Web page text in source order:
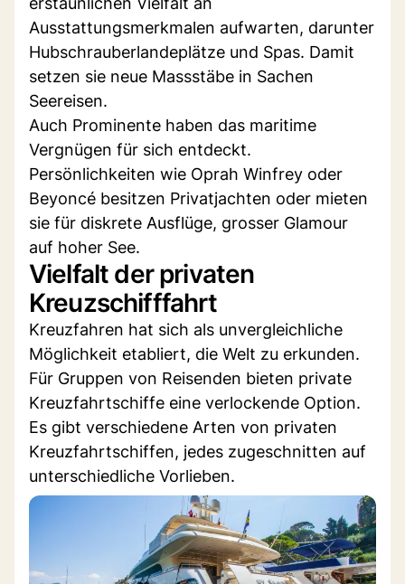
Ausstattungsmerkmalen aufwarten, darunter
Hubschrauberlandeplätze und Spas. Damit
setzen sie neue Massstäbe in Sachen
Seereisen.
Auch Prominente haben das maritime
Vergnügen für sich entdeckt.
Persönlichkeiten wie Oprah Winfrey oder
Beyoncé besitzen Privatjachten oder mieten
sie für diskrete Ausflüge, grosser Glamour
auf hoher See.
Vielfalt der privaten
Kreuzschifffahrt
Kreuzfahren hat sich als unvergleichliche
Möglichkeit etabliert, die Welt zu erkunden.
Für Gruppen von Reisenden bieten private
Kreuzfahrtschiffe eine verlockende Option.
Es gibt verschiedene Arten von privaten
Kreuzfahrtschiffen, jedes zugeschnitten auf
unterschiedliche Vorlieben.